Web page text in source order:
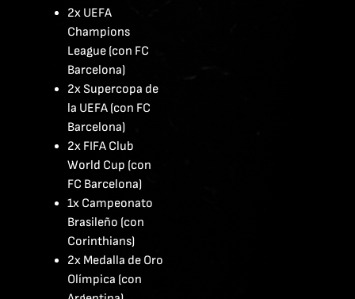
2x UEFA
Champions
League (con FC
Barcelona)
2x Supercopa de
la UEFA (con FC
Barcelona)
2x FIFA Club
World Cup (con
FC Barcelona)
1x Campeonato
Brasileño (con
Corinthians)
2x Medalla de Oro
Olímpica (con